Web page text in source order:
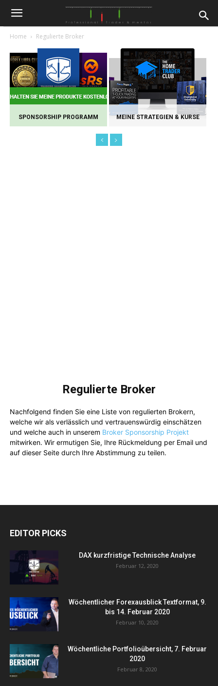
Home Regulierte Broker
SPONSORSHIP PROGRAMM MEINE STRATEGIEN & KURSE
Regulierte Broker
Nachfolgend finden Sie eine Liste von regulierten Brokern,
welche wir als verlässlich und vertrauenswürdig einschätzen
und welche auch in unserem Broker Sponsorship Projekt
mitwirken. Wir ermutigen Sie, Ihre Rückmeldung per Email und
auf dieser Seite durch Ihre Abstimmung zu teilen.
EDITOR PICKS
DAX kurzfristige Technische Analyse
Februar 12, 2020
Wöchentlicher Forexausblick Textformat, 9.
bis 14. Februar 2020
Februar 10, 2020
Wöchentliche Portfolioübersicht, 7. Februar
2020
Februar 8, 2020